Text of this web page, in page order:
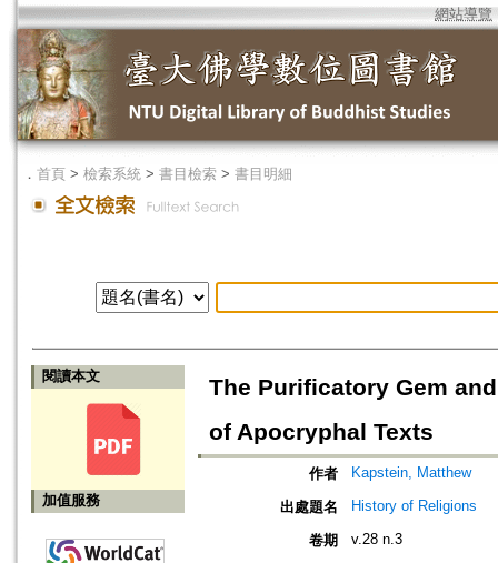
網站導覽
． 首頁 > 檢索系統 > 書目檢索 > 書目明細
閱讀本文
加值服務
The Purificatory Gem
of Apocryphal Texts
作者 Kapstein, Matthew
出處題名 History of Religions
卷期 v.28 n.3